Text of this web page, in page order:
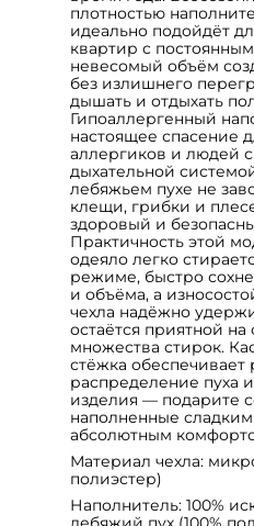
плотностью
идеально подойдёт
квартир с
невесомый объём
без излишнего
дышать и отдыхать
Гипоаллергенный
настоящее спасение
аллергиков и людей
дыхательной
лебяжьем пухе не
клещи, грибки и
здоровый и
Практичность этой
одеяло легко
режиме, быстро
и объёма, а
чехла надёжно
остаётся приятной
множества стирок.
стёжка
распределение пуха
изделия — подарите
наполненные
абсолютным
Материал чехла:
полиэстер)
Наполнитель: 100%